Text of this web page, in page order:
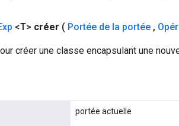
<T> créer ( Portée de la portée ,
créer une classe encapsulant une
portée actuelle